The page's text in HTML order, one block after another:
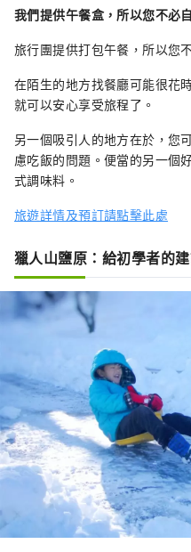
我們提供午餐盒，所以您不必
旅行團提供打包午餐，所以您
在陌生的地方找餐廳可能很花
就可以安心享受旅程了。
另一個吸引人的地方在於，您
慮吃飯的問題。便當的另一個
式調味料。
旅遊詳情及預訂請點擊此處
獵人山鹽原：給初學者的